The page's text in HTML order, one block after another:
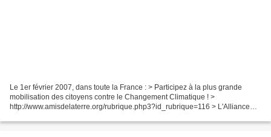
Le 1er février 2007, dans toute la France : > Participez à la plus grande
mobilisation des citoyens contre le Changement Climatique ! >
http://www.amisdelaterre.org/rubrique.php3?id_rubrique=116 > L'Alliance